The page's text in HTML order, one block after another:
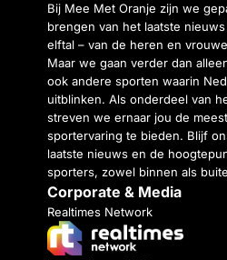
Bij Mee Met Oranje zijn we
brengen van het laatste
elftal – van de heren en
Maar we gaan verder dan
ook andere sporten waarin
uitblinken. Als onderdeel van
streven we ernaar jou de
sportervaring te bieden. Blijf
laatste nieuws en de
sporters, zowel binnen als
Corporate & Media
Realtimes Network